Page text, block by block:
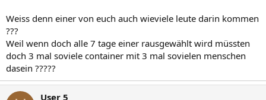
Weiss denn einer von euch auch wieviele leute darin kommen
???
Weil wenn doch alle 7 tage einer rausgewählt wird müssten
doch 3 mal soviele container mit 3 mal sovielen menschen
dasein ?????
User 5